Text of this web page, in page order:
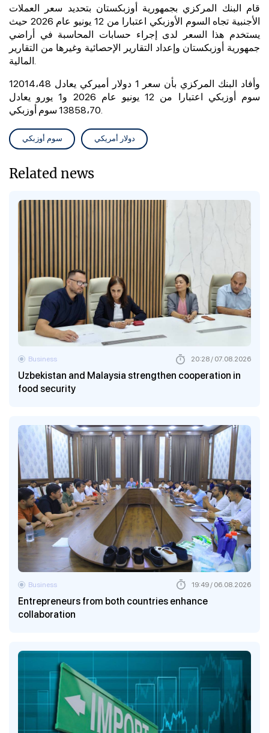
قام البنك المركزي بجمهورية أوزبكستان بتحديد سعر العملات
الأجنبية تجاه السوم الأوزبكي اعتبارا من 12 يونيو عام 2026 حيث
يستخدم هذا السعر لدى إجراء حسابات المحاسبة في أراضي
جمهورية أوزبكستان وإعداد التقارير الإحصائية وغيرها من التقارير
المالية.
وأفاد البنك المركزي بأن سعر 1 دولار أميركي يعادل 12014،48
سوم أوزبكي اعتبارا من 12 يونيو عام 2026 و1 يورو يعادل
13858،70 سوم أوزبكي.
سوم أوزبكي دولار أمريكي
Related news
Uzbekistan and Malaysia strengthen cooperation in
food security
Business 20:28 / 07.08.2026
Entrepreneurs from both countries enhance
collaboration
Business 19:49 / 06.08.2026